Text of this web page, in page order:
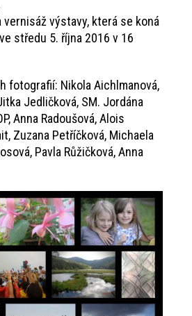
vernisáž výstavy, která se koná
středu 5. října 2016 v 16
fotografií: Nikola Aichlmanová,
Jedličková, SM. Jordána
Anna Radoušová, Alois
Zuzana Petříčková, Michaela
Pavla Růžičková, Anna